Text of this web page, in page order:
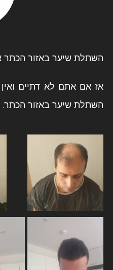
השתלת שיער באזור הכתר
אז אם אתם לא דתיים
השתלת שיער באזור הכתר.